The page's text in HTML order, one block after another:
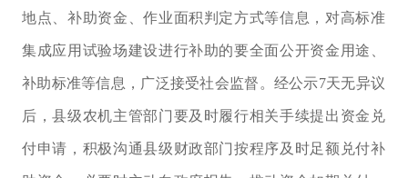
地点、补助资金、作业面积判定方式等信息，对高标准
集成应用试验场建设进行补助的要全面公开资金用途、
补助标准等信息，广泛接受社会监督。经公示7天无异议
后，县级农机主管部门要及时履行相关手续提出资金兑
付申请，积极沟通县级财政部门按程序及时足额兑付补